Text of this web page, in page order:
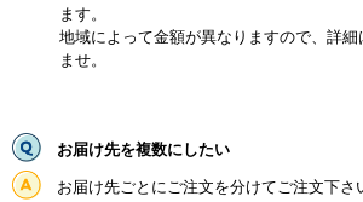
ます。
地域によって金額が異なりますので、詳
ませ。
お届け先を複数にしたい
お届け先ごとにご注文を分けてご注文下さ